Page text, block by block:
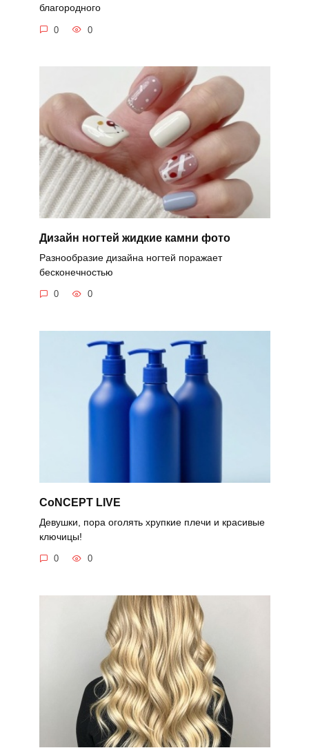
благородного
0 0
Дизайн ногтей жидкие камни фото
Разнообразие дизайна ногтей поражает
бесконечностью
0 0
CoNCEPT LIVE
Девушки, пора оголять хрупкие плечи и красивые
ключицы!
0 0